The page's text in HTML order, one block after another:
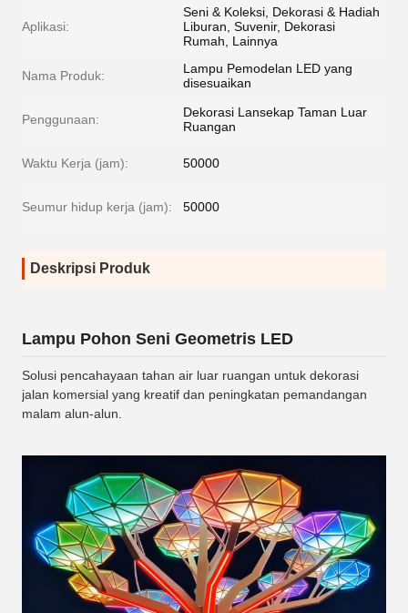
Aplikasi:
Seni & Koleksi, Dekorasi & Hadiah
Liburan, Suvenir, Dekorasi
Rumah, Lainnya
Nama Produk:
Lampu Pemodelan LED yang
disesuaikan
Penggunaan:
Dekorasi Lansekap Taman Luar
Ruangan
Waktu Kerja (jam): 50000
Seumur hidup kerja (jam): 50000
Deskripsi Produk
Lampu Pohon Seni Geometris LED
Solusi pencahayaan tahan air luar ruangan untuk dekorasi
jalan komersial yang kreatif dan peningkatan pemandangan
malam alun-alun.